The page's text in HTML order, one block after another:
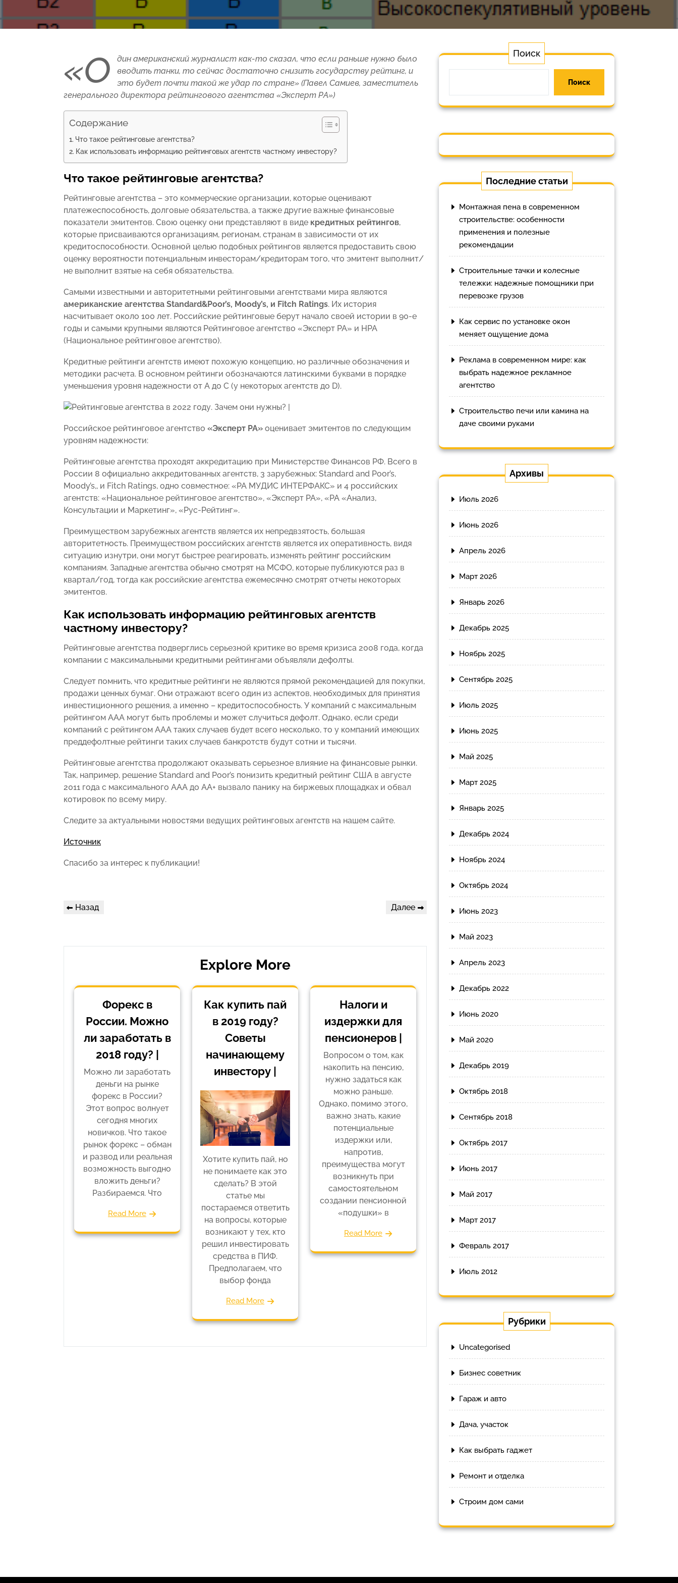
«О
дин американский журналист как-то сказал, что если раньше нужно было
вводить танки, то сейчас достаточно снизить государству рейтинг, и
это будет почти такой же удар по стране» (Павел Самиев, заместитель
генерального директора рейтингового агентства «Эксперт РА»)
Содержание
Что такое рейтинговые агентства?
Как использовать информацию рейтинговых агентств частному инвестору?
Что такое рейтинговые агентства?
Рейтинговые агентства – это коммерческие организации, которые оценивают
платежеспособность, долговые обязательства, а также другие важные финансовые
показатели эмитентов. Свою оценку они представляют в виде кредитных рейтингов,
которые присваиваются организациям, регионам, странам в зависимости от их
кредитоспособности. Основной целью подобных рейтингов является предоставить свою
оценку вероятности потенциальным инвесторам/кредиторам того, что эмитент выполнит/
не выполнит взятые на себя обязательства.
Самыми известными и авторитетными рейтинговыми агентствами мира являются
американские агентства Standard&Poor’s, Moody’s, и Fitch Ratings. Их история
насчитывает около 100 лет. Российские рейтинговые берут начало своей истории в 90-е
годы и самыми крупными являются Рейтинговое агентство «Эксперт РА» и НРА
(Национальное рейтинговое агентство).
Кредитные рейтинги агентств имеют похожую концепцию, но различные обозначения и
методики расчета. В основном рейтинги обозначаются латинскими буквами в порядке
уменьшения уровня надежности от A до С (у некоторых агентств до D).
Российское рейтинговое агентство «Эксперт РА» оценивает эмитентов по следующим
уровням надежности:
Рейтинговые агентства проходят аккредитацию при Министерстве Финансов РФ. Всего в
России 8 официально аккредитованных агентств, 3 зарубежных: Standard and Poor’s,
Moody’s,, и Fitch Ratings, одно совместное: «РА МУДИС ИНТЕРФАКС» и 4 российских
агентств: «Национальное рейтинговое агентство», «Эксперт РА», «РА «Анализ,
Консультации и Маркетинг», «Рус-Рейтинг».
Преимуществом зарубежных агентств является их непредвзятость, большая
авторитетность. Преимуществом российских агентств является их оперативность, видя
ситуацию изнутри, они могут быстрее реагировать, изменять рейтинг российским
компаниям. Западные агентства обычно смотрят на МСФО, которые публикуются раз в
квартал/год, тогда как российские агентства ежемесячно смотрят отчеты некоторых
эмитентов.
Как использовать информацию рейтинговых агентств
частному инвестору?
Рейтинговые агентства подверглись серьезной критике во время кризиса 2008 года, когда
компании с максимальными кредитными рейтингами объявляли дефолты.
Следует помнить, что кредитные рейтинги не являются прямой рекомендацией для покупки,
продажи ценных бумаг. Они отражают всего один из аспектов, необходимых для принятия
инвестиционного решения, а именно – кредитоспособность. У компаний с максимальным
рейтингом ААA могут быть проблемы и может случиться дефолт. Однако, если среди
компаний с рейтингом ААA таких случаев будет всего несколько, то у компаний имеющих
преддефолтные рейтинги таких случаев банкротств будут сотни и тысячи.
Рейтинговые агентства продолжают оказывать серьезное влияние на финансовые рынки.
Так, например, решение Standard and Poor’s понизить кредитный рейтинг США в августе
2011 года с максимального ААА до АА+ вызвало панику на биржевых площадках и обвал
котировок по всему миру.
Следите за актуальными новостями ведущих рейтинговых агентств на нашем сайте.
Источник
Спасибо за интерес к публикации!
Навигация
Предыдущая
Назад
Следующая
Далее
Explore More
Форекс в
России. Можно
ли заработать в
2018 году? |
Можно ли заработать
деньги на рынке
форекс в России?
Этот вопрос волнует
сегодня многих
новичков. Что такое
рынок форекс – обман
и развод или реальная
возможность выгодно
вложить деньги?
Разбираемся. Что
Read More
Как купить пай
в 2019 году?
Советы
начинающему
инвестору |
Хотите купить пай, но
не понимаете как это
сделать? В этой
статье мы
постараемся ответить
на вопросы, которые
возникают у тех, кто
решил инвестировать
средства в ПИФ.
Предполагаем, что
выбор фонда
Read More
Налоги и
издержки для
пенсионеров |
Вопросом о том, как
накопить на пенсию,
нужно задаться как
можно раньше.
Однако, помимо этого,
важно знать, какие
потенциальные
издержки или,
напротив,
преимущества могут
возникнуть при
самостоятельном
создании пенсионной
«подушки» в
Read More
Поиск
Поиск
Последние статьи
Монтажная пена в современном
строительстве: особенности
применения и полезные
рекомендации
Строительные тачки и колесные
тележки: надежные помощники при
перевозке грузов
Как сервис по установке окон
меняет ощущение дома
Реклама в современном мире: как
выбрать надежное рекламное
агентство
Строительство печи или камина на
даче своими руками
Архивы
Июль 2026
Июнь 2026
Апрель 2026
Март 2026
Январь 2026
Декабрь 2025
Ноябрь 2025
Сентябрь 2025
Июль 2025
Июнь 2025
Май 2025
Март 2025
Январь 2025
Декабрь 2024
Ноябрь 2024
Октябрь 2024
Июнь 2023
Май 2023
Апрель 2023
Декабрь 2022
Июнь 2020
Май 2020
Декабрь 2019
Октябрь 2018
Сентябрь 2018
Октябрь 2017
Июнь 2017
Май 2017
Март 2017
Февраль 2017
Июль 2012
Рубрики
Uncategorised
Бизнес советник
Гараж и авто
Дача, участок
Как выбрать гаджет
Ремонт и отделка
Строим дом сами